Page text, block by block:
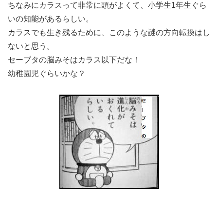
ちなみにカラスって非常に頭がよくて、小学生1年生ぐら
いの知能があるらしい。
カラスでも生き残るために、このような謎の方向転換はし
ないと思う。
セーブタの脳みそはカラス以下だな！
幼稚園児ぐらいかな？